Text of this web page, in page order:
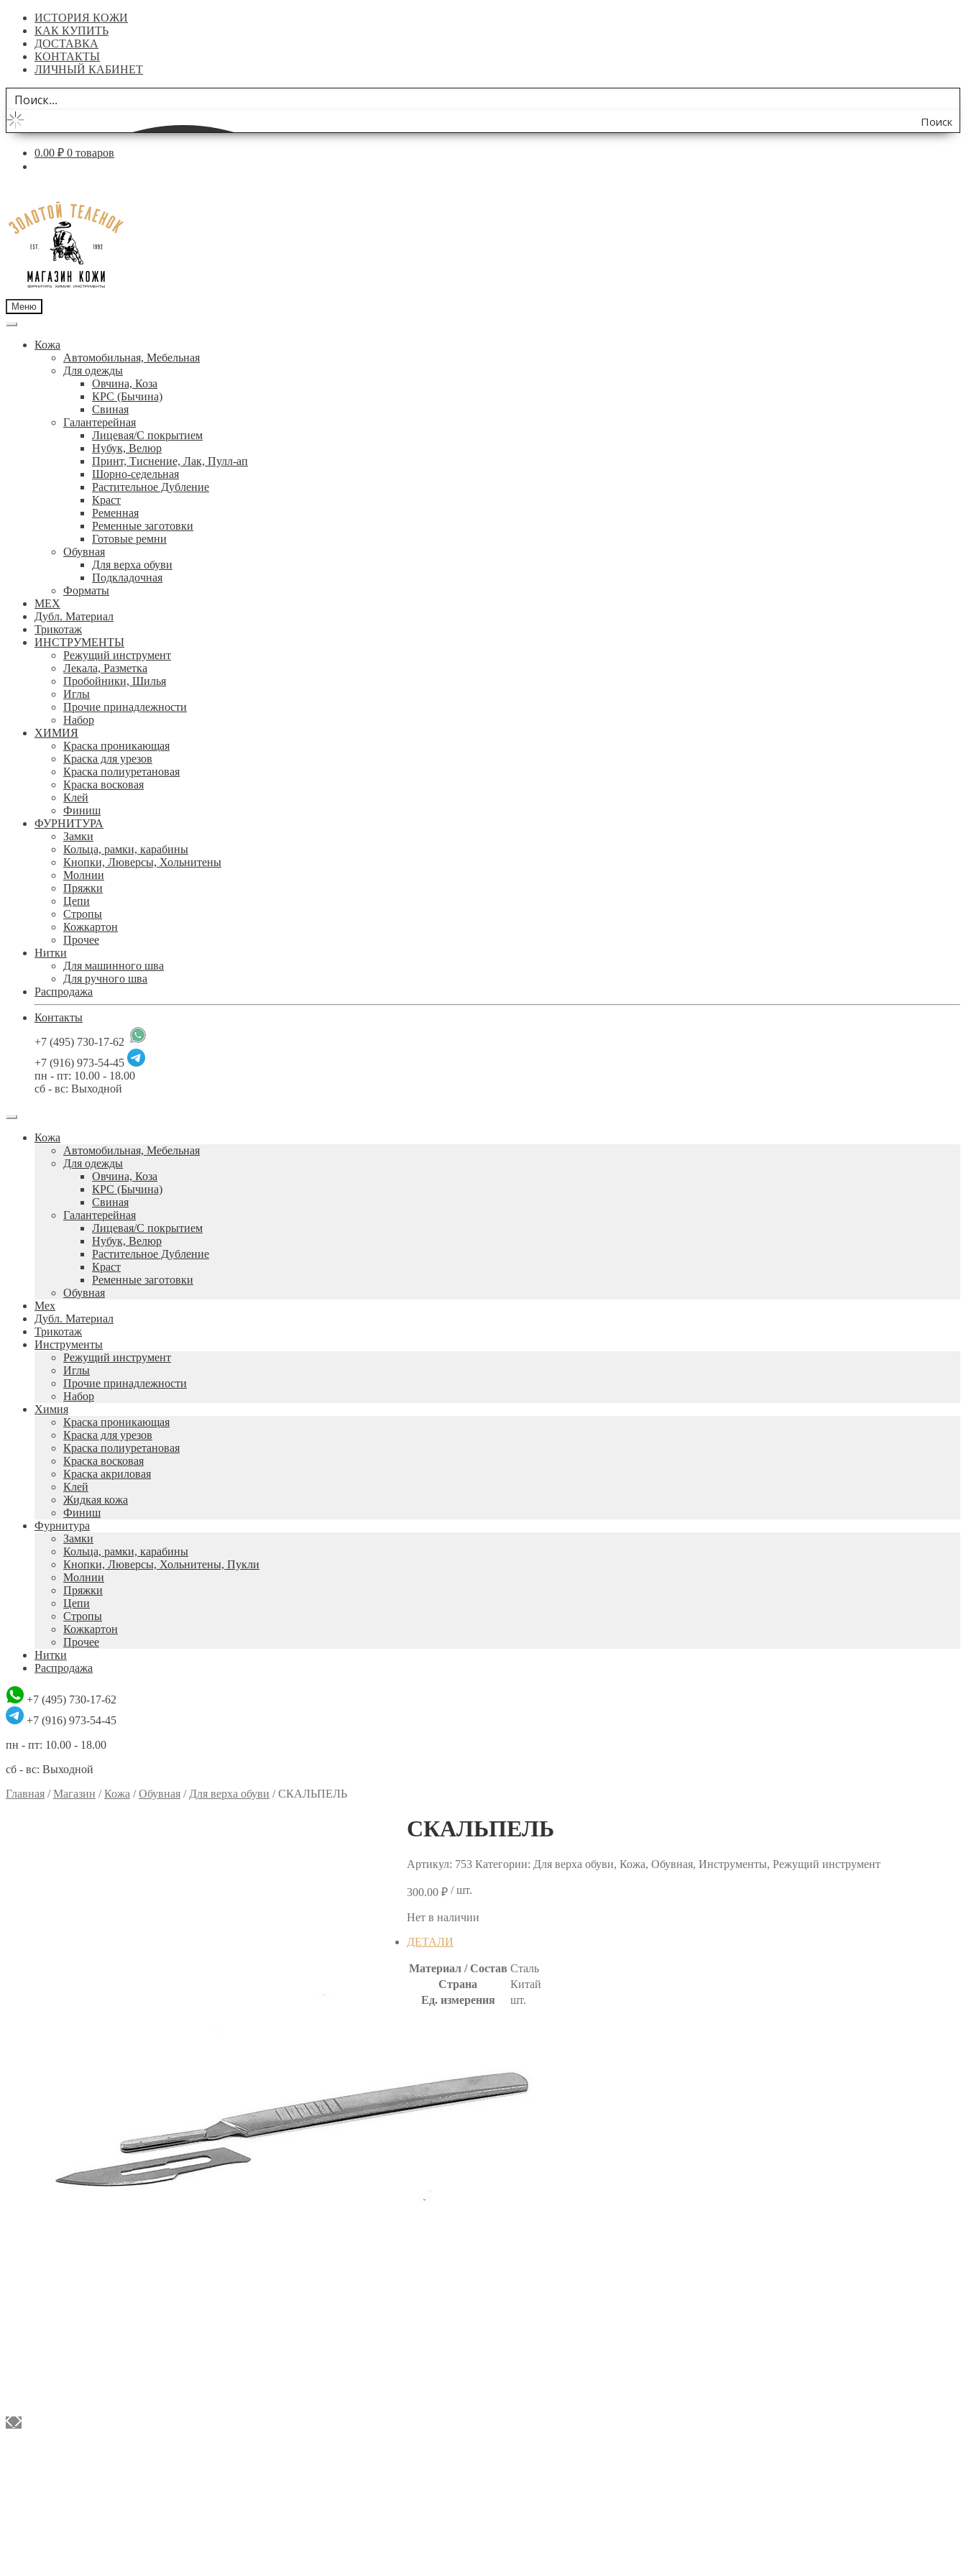
ИСТОРИЯ КОЖИ
КАК КУПИТЬ
ДОСТАВКА
КОНТАКТЫ
ЛИЧНЫЙ КАБИНЕТ
Поиск
по
0.00 ₽ 0 товаров
навигации
содержимому
Меню
Кожа
Автомобильная, Мебельная
Для одежды
Овчина, Коза
КРС (Бычина)
Свиная
Галантерейная
Лицевая/С покрытием
Нубук, Велюр
Принт, Тиснение, Лак, Пулл-ап
Шорно-седельная
Растительное Дубление
Краст
Ременная
Ременные заготовки
Готовые ремни
Обувная
Для верха обуви
Подкладочная
Форматы
МЕХ
Дубл. Материал
Трикотаж
ИНСТРУМЕНТЫ
Режущий инструмент
Лекала, Разметка
Пробойники, Шилья
Иглы
Прочие принадлежности
Набор
ХИМИЯ
Краска проникающая
Краска для урезов
Краска полиуретановая
Краска восковая
Клей
Финиш
ФУРНИТУРА
Замки
Кольца, рамки, карабины
Кнопки, Люверсы, Хольнитены
Молнии
Пряжки
Цепи
Стропы
Кожкартон
Прочее
Нитки
Для машинного шва
Для ручного шва
Распродажа
Контакты
+7 (495) 730-17-62
+7 (916) 973-54-45
пн - пт: 10.00 - 18.00
сб - вс: Выходной
Кожа
Автомобильная, Мебельная
Для одежды
Овчина, Коза
КРС (Бычина)
Свиная
Галантерейная
Лицевая/С покрытием
Нубук, Велюр
Растительное Дубление
Краст
Ременные заготовки
Обувная
Мех
Дубл. Материал
Трикотаж
Инструменты
Режущий инструмент
Иглы
Прочие принадлежности
Набор
Химия
Краска проникающая
Краска для урезов
Краска полиуретановая
Краска восковая
Краска акриловая
Клей
Жидкая кожа
Финиш
Фурнитура
Замки
Кольца, рамки, карабины
Кнопки, Люверсы, Хольнитены, Пукли
Молнии
Пряжки
Цепи
Стропы
Кожкартон
Прочее
Нитки
Распродажа
+7 (495) 730-17-62
+7 (916) 973-54-45
пн - пт: 10.00 - 18.00
сб - вс: Выходной
Главная /Магазин /Кожа /Обувная / Для верха обуви /СКАЛЬПЕЛЬ
СКАЛЬПЕЛЬ
Артикул: 753 Категории: Для верха обуви, Кожа, Обувная, Инструменты, Режущий инструмент
300.00 ₽/ шт.
Нет в наличии
ДЕТАЛИ
Материал / Состав Сталь
Страна
Китай
Ед. измерения
шт.